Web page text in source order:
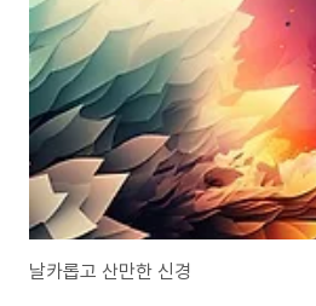
날카롭고 산만한 신경